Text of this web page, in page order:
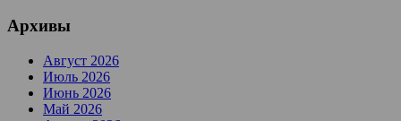
Архивы
Август 2026
Июль 2026
Июнь 2026
Май 2026